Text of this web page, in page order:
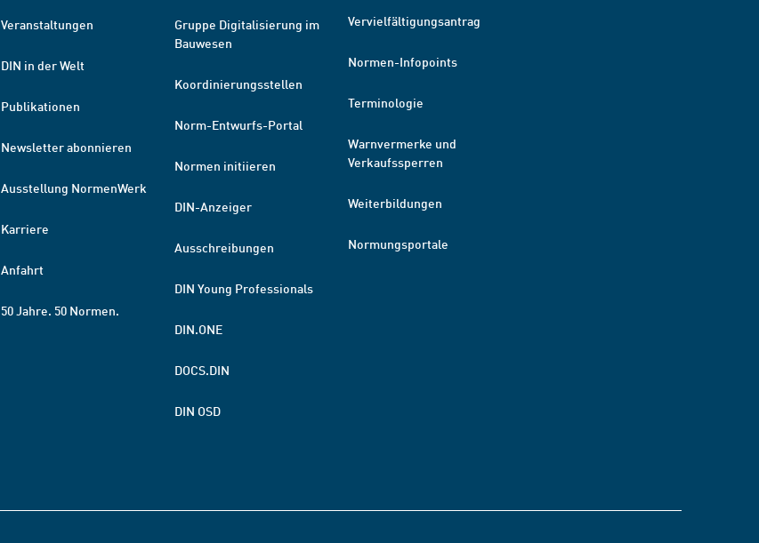
Veranstaltungen
DIN in der Welt
Publikationen
Newsletter abonnieren
Ausstellung NormenWerk
Karriere
Anfahrt
50 Jahre. 50 Normen.
Gruppe Digitalisierung im
Bauwesen
Koordinierungsstellen
Norm-Entwurfs-Portal
Normen initiieren
DIN-Anzeiger
Ausschreibungen
DIN Young Professionals
DIN.ONE
DOCS.DIN
DIN OSD
Vervielfältigungsantrag
Normen-Infopoints
Terminologie
Warnvermerke und
Verkaufssperren
Weiterbildungen
Normungsportale